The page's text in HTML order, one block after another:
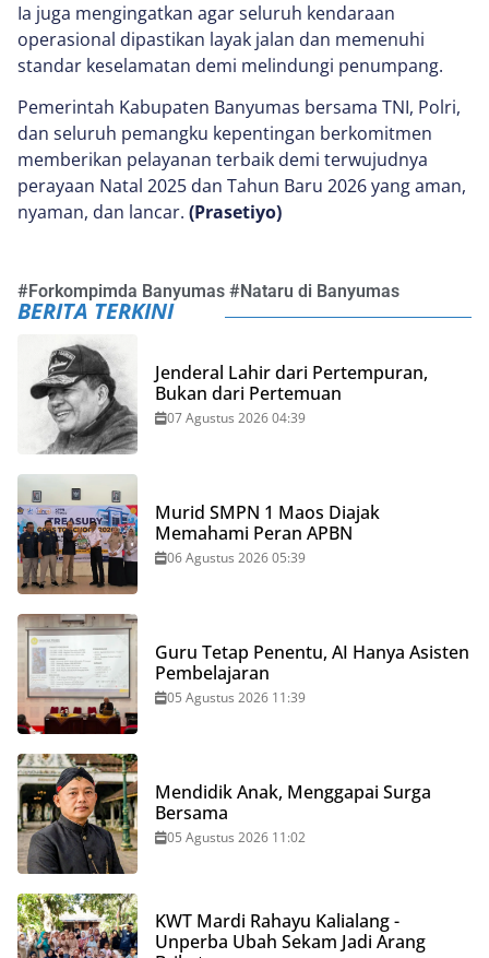
Ia juga mengingatkan agar seluruh kendaraan
operasional dipastikan layak jalan dan memenuhi
standar keselamatan demi melindungi penumpang.
Pemerintah Kabupaten Banyumas bersama TNI, Polri,
dan seluruh pemangku kepentingan berkomitmen
memberikan pelayanan terbaik demi terwujudnya
perayaan Natal 2025 dan Tahun Baru 2026 yang aman,
nyaman, dan lancar. (Prasetiyo)
#Forkompimda Banyumas #Nataru di Banyumas
BERITA TERKINI
Jenderal Lahir dari Pertempuran,
Bukan dari Pertemuan
07 Agustus 2026 04:39
Murid SMPN 1 Maos Diajak
Memahami Peran APBN
06 Agustus 2026 05:39
Guru Tetap Penentu, AI Hanya Asisten
Pembelajaran
05 Agustus 2026 11:39
Mendidik Anak, Menggapai Surga
Bersama
05 Agustus 2026 11:02
KWT Mardi Rahayu Kalialang -
Unperba Ubah Sekam Jadi Arang